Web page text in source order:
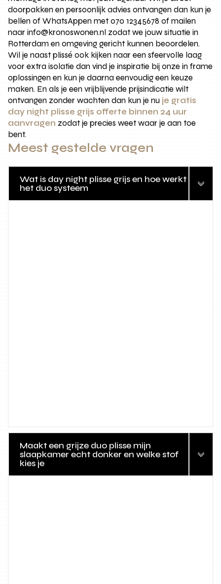
doorpakken en persoonlijk advies ontvangen dan kun je
bellen of WhatsAppen met 070 12345678 of mailen
naar info@kronoswonen.nl zodat we jouw situatie in
Rotterdam en omgeving gericht kunnen beoordelen.
Wil je naast plissé ook kijken naar een sfeervolle laag
voor extra isolatie dan vind je inspiratie bij onze in frame
oplossingen en kun je daarna eenvoudig een keuze
maken. En als je een vrijblijvende prijsindicatie wilt
ontvangen zonder wachten dan kun je nu je gratis
day night plisse grijs offerte binnen 24 uur
aanvragen zodat je precies weet waar je aan toe
bent.
Meest gestelde vragen
Wat is day night plisse grijs en hoe werkt
het duo systeem
Maakt een grijze duo plisse mijn
slaapkamer echt donker en welke stof
kies je